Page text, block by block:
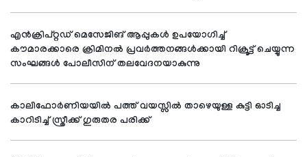
എൻക്രിപ്റ്റഡ് മെസേജിങ് ആപ്പുകൾ ഉപയോഗിച്ച്
കൗമാരക്കാരെ ക്രിമിനൽ പ്രവർത്തനങ്ങൾക്കായി റിക്രൂട്ട് ചെയ്യുന്ന
സംഘങ്ങൾ പോലീസിന് തലവേദനയാകുന്നു
കാലിഫോർണിയയിൽ പത്ത് വയസ്സിൽ താഴെയുള്ള കുട്ടി ഓടിച്ച
കാറിടിച്ച് സ്ത്രീക്ക് ഗുരുതര പരിക്ക്